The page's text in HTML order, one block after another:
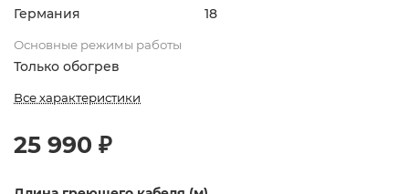
Германия 18
Основные режимы работы
Только обогрев
Все характеристики
25 990 ₽